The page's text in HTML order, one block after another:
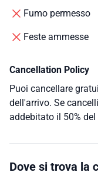
Fumo permesso
Feste ammesse
Cancellation Policy
Puoi cancellare
dell'arrivo. Se
addebitato il 50%
Dove si trova la